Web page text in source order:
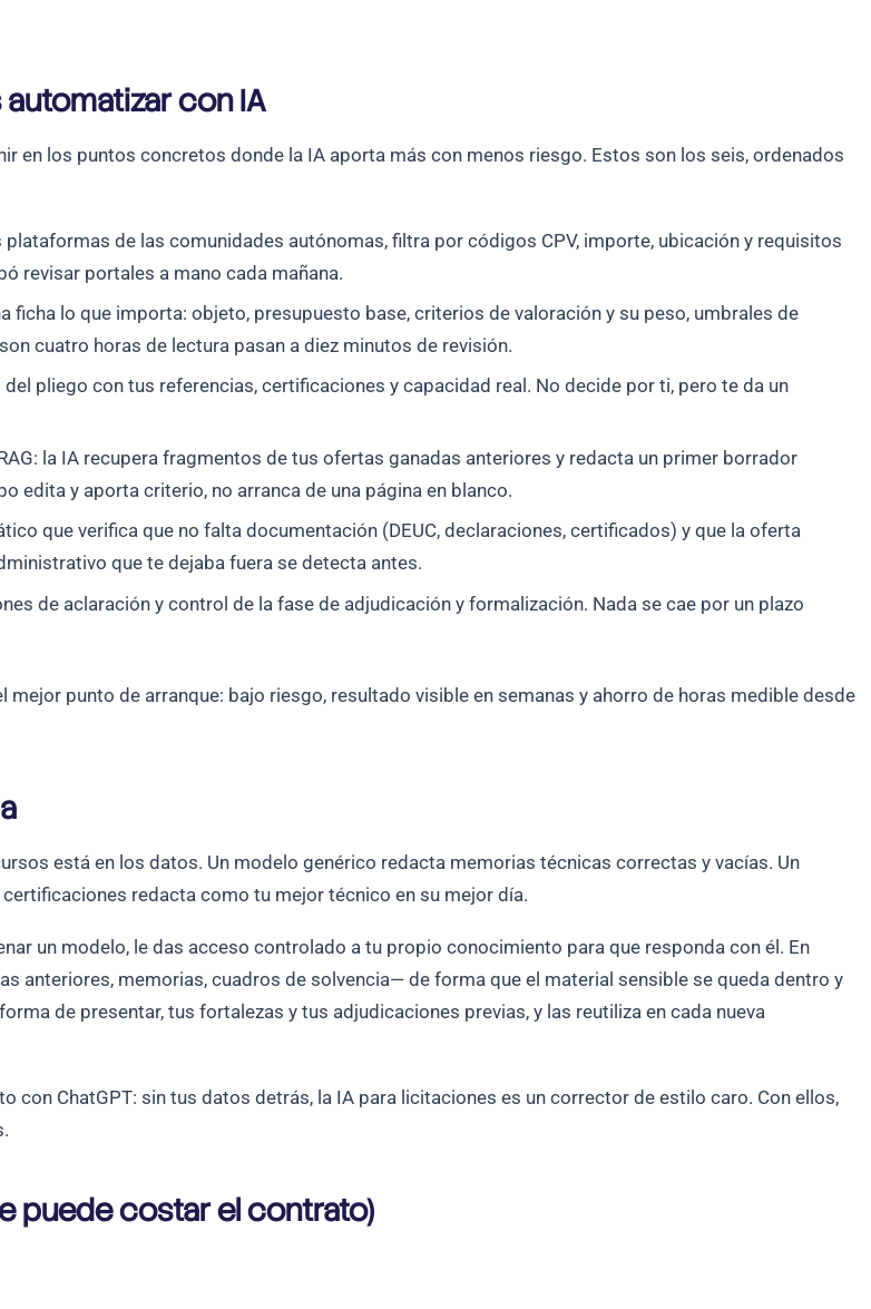
con IA
en los puntos concretos donde la IA aporta más con menos riesgo. Estos son los seis, ordenados
plataformas de las comunidades autónomas, filtra por códigos CPV, importe, ubicación y requisitos
revisar portales a mano cada mañana.
ficha lo que importa: objeto, presupuesto base, criterios de valoración y su peso, umbrales de
cuatro horas de lectura pasan a diez minutos de revisión.
pliego con tus referencias, certificaciones y capacidad real. No decide por ti, pero te da un
la IA recupera fragmentos de tus ofertas ganadas anteriores y redacta un primer borrador
edita y aporta criterio, no arranca de una página en blanco.
que verifica que no falta documentación (DEUC, declaraciones, certificados) y que la oferta
que te dejaba fuera se detecta antes.
de aclaración y control de la fase de adjudicación y formalización. Nada se cae por un plazo
punto de arranque: bajo riesgo, resultado visible en semanas y ahorro de horas medible desde
está en los datos. Un modelo genérico redacta memorias técnicas correctas y vacías. Un
redacta como tu mejor técnico en su mejor día.
un modelo, le das acceso controlado a tu propio conocimiento para que responda con él. En
memorias, cuadros de solvencia— de forma que el material sensible se queda dentro y
de presentar, tus fortalezas y tus adjudicaciones previas, y las reutiliza en cada nueva
con ChatGPT: sin tus datos detrás, la IA para licitaciones es un corrector de estilo caro. Con ellos,
puede costar el contrato)